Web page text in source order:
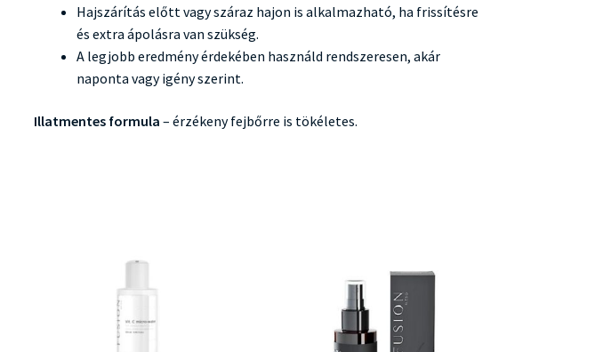
Hajszárítás előtt vagy száraz hajon is alkalmazható, ha frissítésre
és extra ápolásra van szükség.
A legjobb eredmény érdekében használd rendszeresen, akár
naponta vagy igény szerint.
Illatmentes formula – érzékeny fejbőrre is tökéletes.